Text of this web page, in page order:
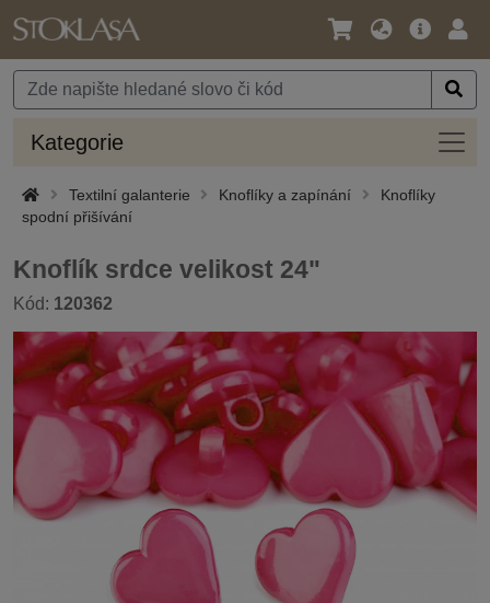
Jazyk
Měna
Hlavní
Kategorie
Textilní galanterie Knoflíky a zapínání
Knoflíky
spodní přišívání
Knoflík srdce velikost 24"
Kód: 120362